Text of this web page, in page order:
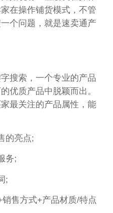
在操作铺货模式，不管
个问题，就是速卖通产
搜索，一个专业的产品
优质产品中脱颖而出。
最关注的产品属性，能
的亮点;
务;
;
售方式+产品材质/特点